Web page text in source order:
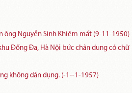
ông Nguyễn Sinh Khiêm mất (9-11-1950)
Đống Đa, Hà Nội bức chân dung có chữ
không dân dụng. (-1--1-1957)